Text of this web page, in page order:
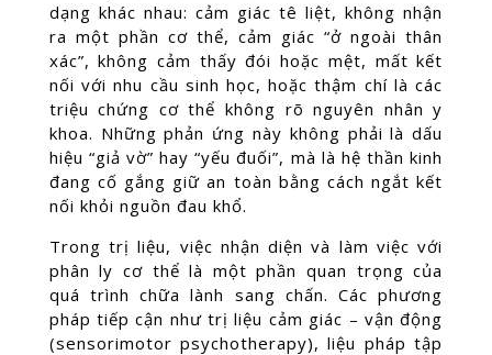
dạng khác nhau: cảm giác tê liệt, không nhận
ra một phần cơ thể, cảm giác “ở ngoài thân
xác”, không cảm thấy đói hoặc mệt, mất kết
nối với nhu cầu sinh học, hoặc thậm chí là các
triệu chứng cơ thể không rõ nguyên nhân y
khoa. Những phản ứng này không phải là dấu
hiệu “giả vờ” hay “yếu đuối”, mà là hệ thần kinh
đang cố gắng giữ an toàn bằng cách ngắt kết
nối khỏi nguồn đau khổ.
Trong trị liệu, việc nhận diện và làm việc với
phân ly cơ thể là một phần quan trọng của
quá trình chữa lành sang chấn. Các phương
pháp tiếp cận như trị liệu cảm giác – vận động
(sensorimotor psychotherapy), liệu pháp tập